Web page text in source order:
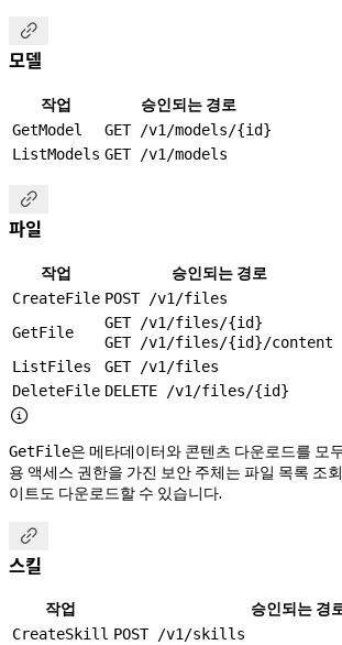

모델
작업 승인되는 경로
GetModel
GET /v1/models/{id}
ListModels GET /v1/models

파일
작업 승인되는 경로
CreateFile POST /v1/files
GetFile
GET /v1/files/{id}
GET /v1/files/{id}/content
ListFiles
GET /v1/files
DeleteFile DELETE /v1/files/{id}

GetFile은 메타데이터와 콘텐츠 다운로드를 모
용 액세스 권한을 가진 보안 주체는 파일 목록 조
이트도 다운로드할 수 있습니다.

스킬
작업 승인되는 경
CreateSkill POST /v1/skills